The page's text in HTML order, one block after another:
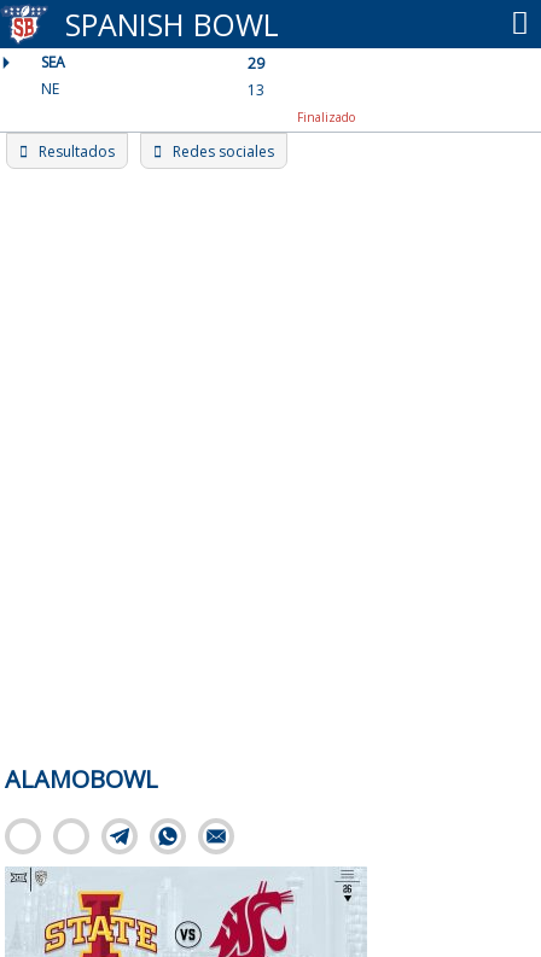
Skip
to
content
SPANISH BOWL
SEA
29
NE
13
Finalizado
Resultados Redes sociales
ALAMOBOWL